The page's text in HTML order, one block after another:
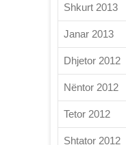
Shkurt 2013
Janar 2013
Dhjetor 2012
Nëntor 2012
Tetor 2012
Shtator 2012